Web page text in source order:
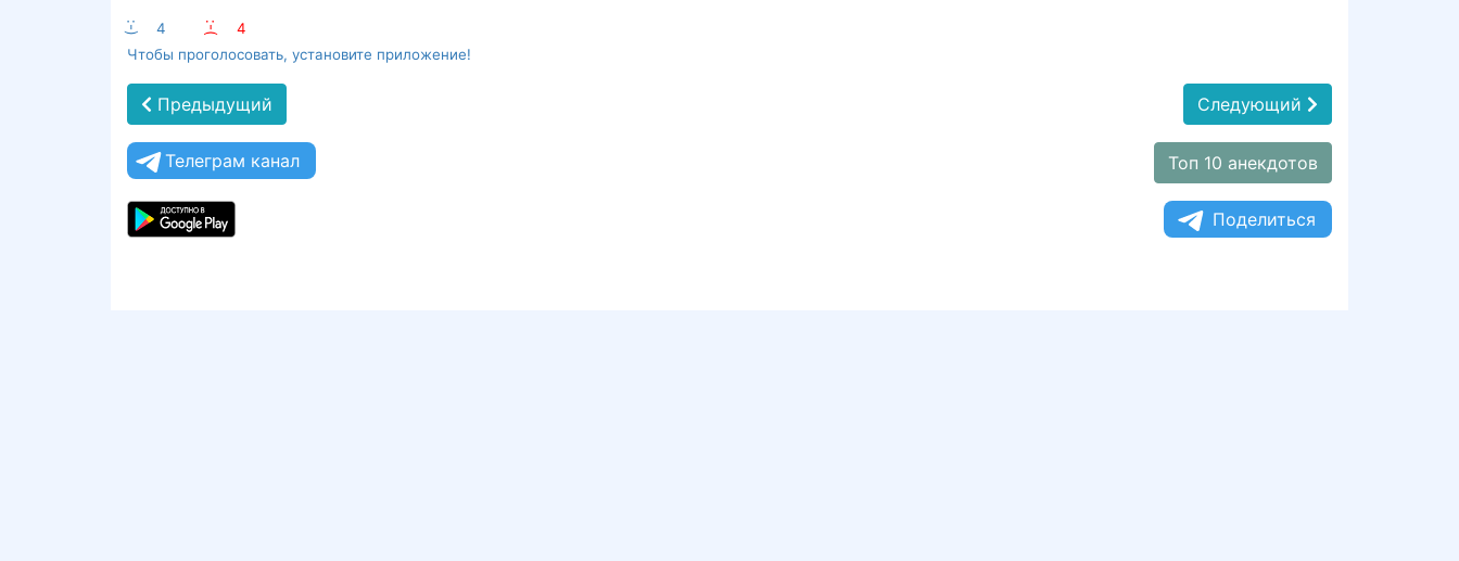
:-) 4 :-(
4
Чтобы проголосовать, установите приложение!
Предыдущий Следующий
Телеграм канал Топ 10 анекдотов
Поделиться